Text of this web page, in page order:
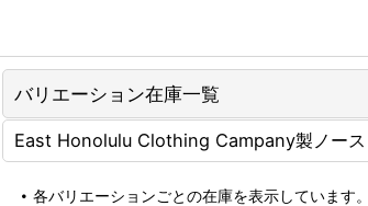
バリエーション在庫一覧
East Honolulu Clothing Campany製ノース
各バリエーションごとの在庫を表示しています。